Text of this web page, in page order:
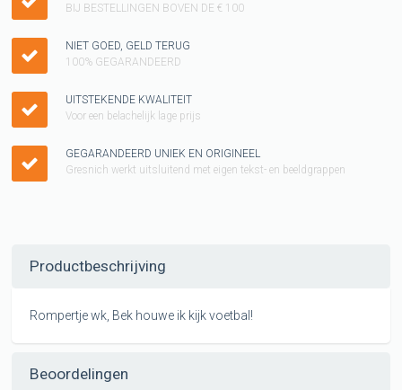
BIJ BESTELLINGEN BOVEN DE € 100
NIET GOED, GELD TERUG
100% GEGARANDEERD
UITSTEKENDE KWALITEIT
Voor een belachelijk lage prijs
GEGARANDEERD UNIEK EN ORIGINEEL
Gresnich werkt uitsluitend met eigen tekst- en beeldgrappen
Productbeschrijving
Rompertje wk, Bek houwe ik kijk voetbal!
Beoordelingen